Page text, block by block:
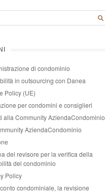
di condominio
in outsourcing con Danea
Policy (UE)
per condomini e consiglieri
alla Community AziendaCondominio
AziendaCondominio
del revisore per la verifica della
del condominio
Policy
condominiale, la revisione